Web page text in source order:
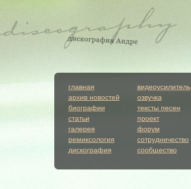
главная
архив новостей
биографии
статьи
галерея
ремиксология
дискография
видеоусилитель
озвучка
тексты песен
проект
форум
сотрудничество
сообщество